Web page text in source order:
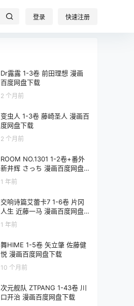
登录 快速注册
Dr露露 1-3卷 前田理想 漫画
百度网盘下载
2 个月前
变虫人 1-3卷 藤崎圣人 漫画百
度网盘下载
2 个月前
ROOM NO.1301 1-2卷+番外
新井辉 さっち 漫画百度网盘
下载
1 年前
交响诗篇艾蕾卡7 1-6卷 片冈
人生 近藤一马 漫画百度网盘
下载
1 年前
舞HIME 1-5卷 矢立肇 佐藤健
悦 漫画百度网盘下载
10 个月前
次元舰队 ZTPANG 1-43卷 川
口开治 漫画百度网盘下载